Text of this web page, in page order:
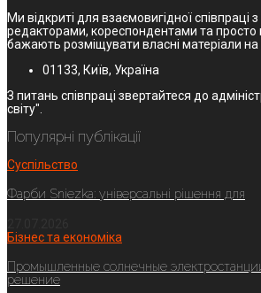
Ми відкриті для взаємовигідної співпраці
редакторами, кореспондентами та просто
бажають розміщувати власні матеріали на
01133, Київ, Україна
З питань співпраці звертайтеся до
світу".
Популярні публікації
Суспільство
Фарби Sniezka: універсальні рішення для
Бізнес та економіка
Промышленные солнечные
решение